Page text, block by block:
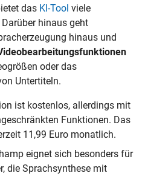
das KI-Tool viele
hinaus geht
hinaus und
oder das
Untertiteln.
ist kostenlos, allerdings mit
Funktionen. Das
11,99 Euro monatlich.
eignet sich besonders für
die Sprachsynthese mit